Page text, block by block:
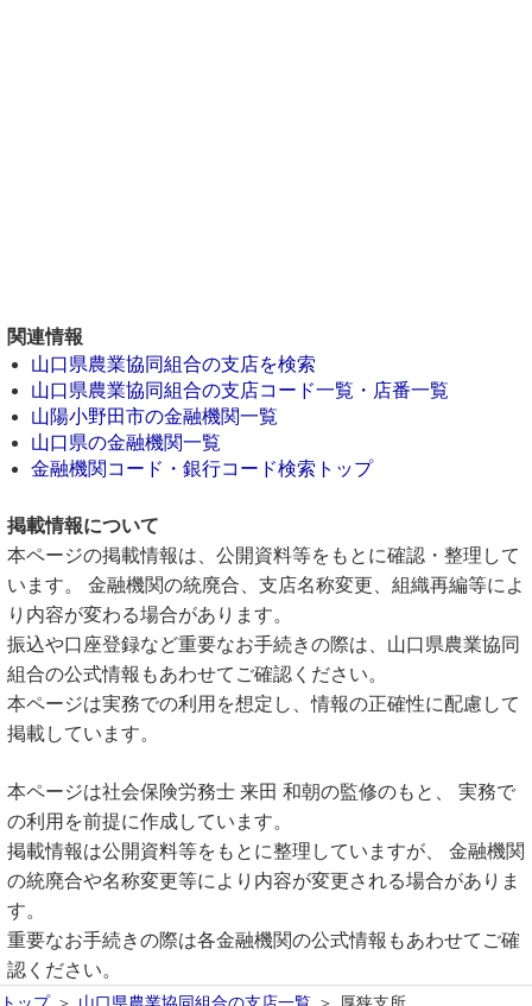
関連情報
山口県農業協同組合の支店を検索
山口県農業協同組合の支店コード一覧・店番一覧
山陽小野田市の金融機関一覧
山口県の金融機関一覧
金融機関コード・銀行コード検索トップ
掲載情報について
本ページの掲載情報は、公開資料等をもとに確認・整理して
います。 金融機関の統廃合、支店名称変更、組織再編等によ
り内容が変わる場合があります。
振込や口座登録など重要なお手続きの際は、山口県農業協同
組合の公式情報もあわせてご確認ください。
本ページは実務での利用を想定し、情報の正確性に配慮して
掲載しています。
本ページは社会保険労務士 来田 和朝の監修のもと、 実務で
の利用を前提に作成しています。
掲載情報は公開資料等をもとに整理していますが、 金融機関
の統廃合や名称変更等により内容が変更される場合がありま
す。
重要なお手続きの際は各金融機関の公式情報もあわせてご確
認ください。